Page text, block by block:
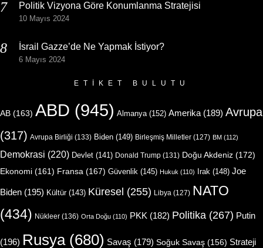
Politik Vizyona Göre Konumlanma Stratejisi
10 Mayıs 2024
İsrail Gazze’de Ne Yapmak İstiyor?
6 Mayıs 2024
ETIKET BULUTU
AB (163) ABD (945) Almanya(152) Amerika (189) Avrupa
(317) Avrupa Birliği (133) Biden (149) Birleşmiş Milletler (127) BM (112)
Demokrasi (220) Devlet (141) Donald Trump (131) Doğu Akdeniz (172)
Ekonomi (161) Fransa (167) Güvenlik (145) Hukuk (110) Irak (148) Joe
Biden (195) Kültür(143) Küresel (255) Libya (127) NATO
(434) Nükleer (136) Orta Doğu (110) PKK (182) Politika (267) Putin
(196) Rusya(680) Savaş (179) Soğuk Savaş (156) Strateji